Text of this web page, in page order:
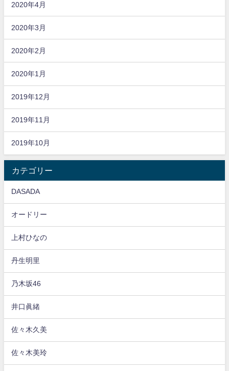
2020年4月
2020年3月
2020年2月
2020年1月
2019年12月
2019年11月
2019年10月
カテゴリー
DASADA
オードリー
上村ひなの
丹生明里
乃木坂46
井口眞緒
佐々木久美
佐々木美玲